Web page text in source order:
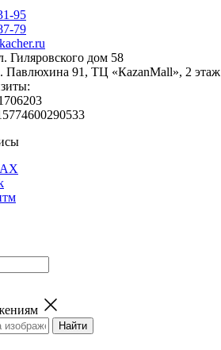
95
79
Гиляровского дом 58
Павлюхина 91, ТЦ «КazanMall», 2 этаж